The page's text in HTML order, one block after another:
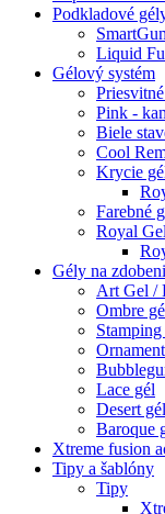
Podkladové
Liquid
Gélový systém
Pink -
Biele
Cool
Krycie
Farebné
Royal Gel
Gély na
Art Gel /
Ombre
Stamping
Lace gél
Desert gél
Baroque
Xtreme fusion
Tipy a šablóny
Tipy